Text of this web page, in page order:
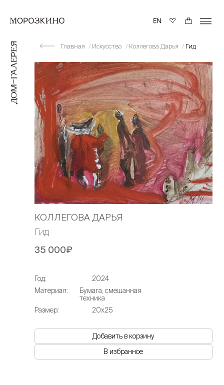
Главная Искусство Коллегова Дарья Гид
КОЛЛЕГОВА ДАРЬЯ
Гид
35 000₽
Год:
2024
Материал:
Бумага, смешанная
техника
Размер:
20х25
Добавить в корзину
В избранное